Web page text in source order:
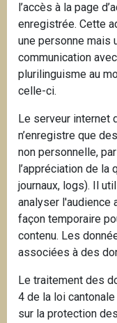
l’accès à la page
enregistrée. Cette
une personne mais
communication
plurilinguisme au
celle-ci.
Le serveur internet
n’enregistre que
non personnelle,
l’appréciation de
journaux, logs). Il
analyser l'audience
façon temporaire
contenu. Les
associées à des
Le traitement des
4 de la loi
sur la protection